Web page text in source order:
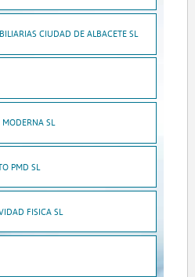
CIUDAD DE ALBACETE SL
MODERNA SL
PMD SL
FISICA SL